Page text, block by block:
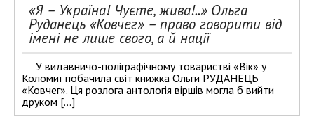
«Я – Україна! Чуєте, жива!..» Ольга
Руданець «Ковчег» – право говорити від
імені не лише свого, а й нації
У видавничо-поліграфічному товаристві «Вік» у
Коломиї побачила світ книжка Ольги РУДАНЕЦЬ
«Ковчег». Ця розлога антологія віршів могла б вийти
друком […]